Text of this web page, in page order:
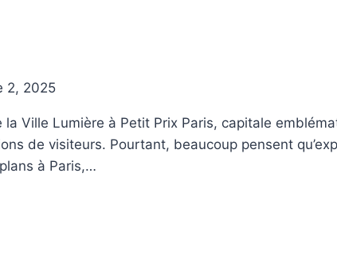
2, 2025
Ville Lumière à Petit Prix Paris, capitale
de visiteurs. Pourtant, beaucoup pensent
à Paris,…